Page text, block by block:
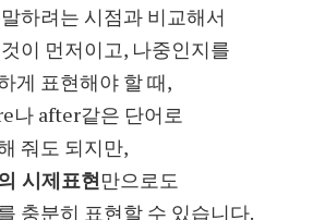
하려는 시점과 비교해서
이 먼저이고, 나중인지를
게 표현해야 할 때,
나 after같은 단어로
줘도 되지만,
시제표현만으로도
충분히 표현할 수 있습니다.